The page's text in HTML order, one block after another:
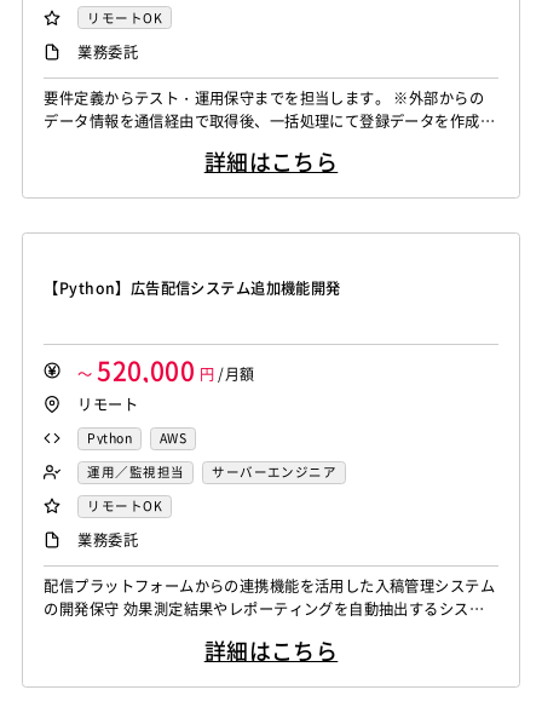
リモートOK
業務委託
要件定義からテスト・運用保守までを担当します。 ※外部からの
データ情報を通信経由で取得後、一括処理にて登録データを作成
詳細はこちら
【Python】広告配信システム追加機能開発
～ 520,000 円 /月額
リモート
Python
AWS
運用／監視担当
サーバーエンジニア
リモートOK
業務委託
配信プラットフォームからの連携機能を活用した入稿管理システム
の開発保守 効果測定結果やレポーティングを自動抽出するシステ
詳細はこちら